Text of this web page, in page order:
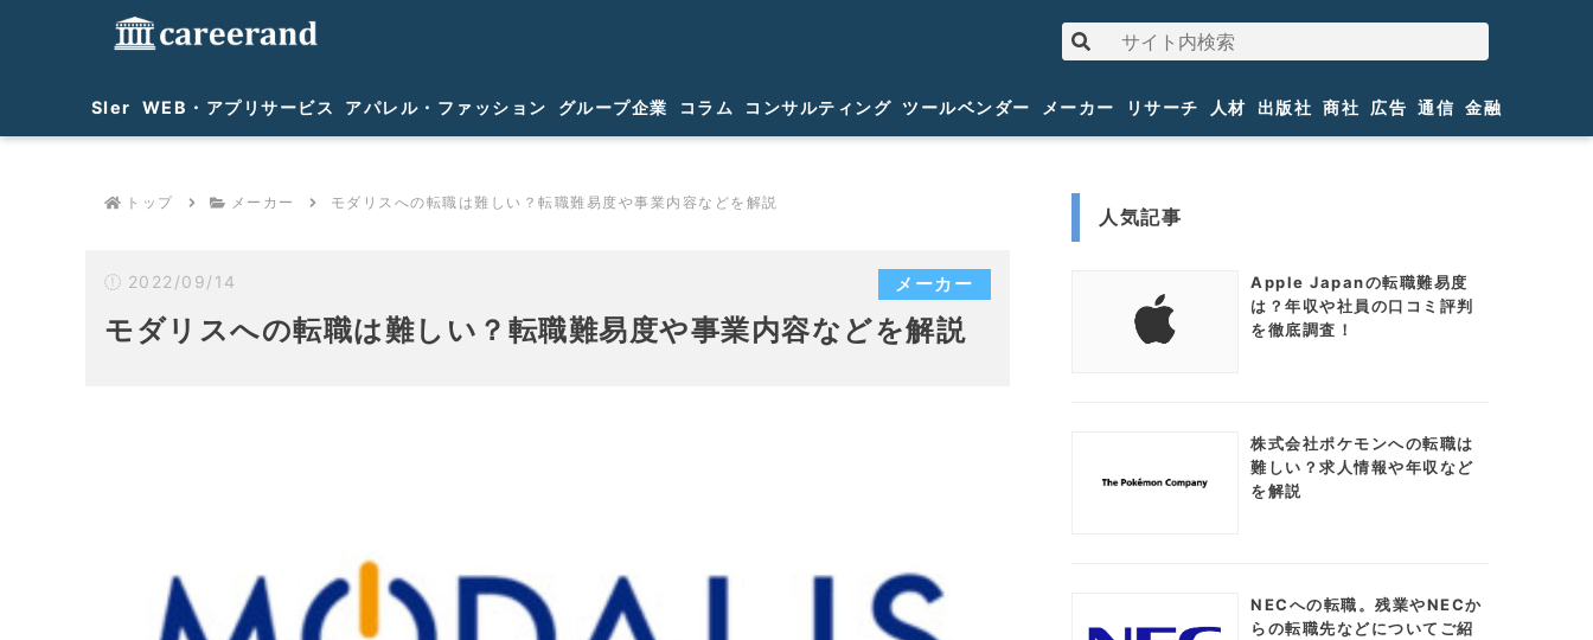
SIer WEB・アプリサービス アパレル・ファッション グループ企業 コラム コンサルティング ツールベンダー メーカー リサーチ 人材 出版社 商社 広告 通信 金融
トップ メーカー モダリスへの転職は難しい？転職難易度や事業内容などを解説
2022/09/14 メーカー
モダリスへの転職は難しい？転職難易度や事業内容などを解説
人気記事
Apple Japanの転職難易度
は？年収や社員の口コミ評判
を徹底調査！
株式会社ポケモンへの転職は
難しい？求人情報や年収など
を解説
NECへの転職。残業やNECか
らの転職先などについてご紹